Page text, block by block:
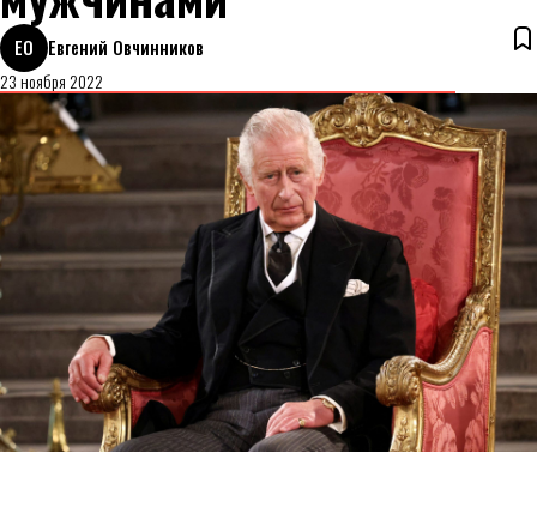
ЕО
Евгений Овчинников
23 ноября 2022